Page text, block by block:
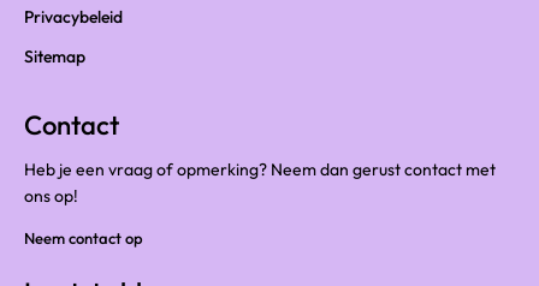
Privacybeleid
Sitemap
Contact
Heb je een vraag of opmerking? Neem dan gerust contact met
ons op!
Neem contact op